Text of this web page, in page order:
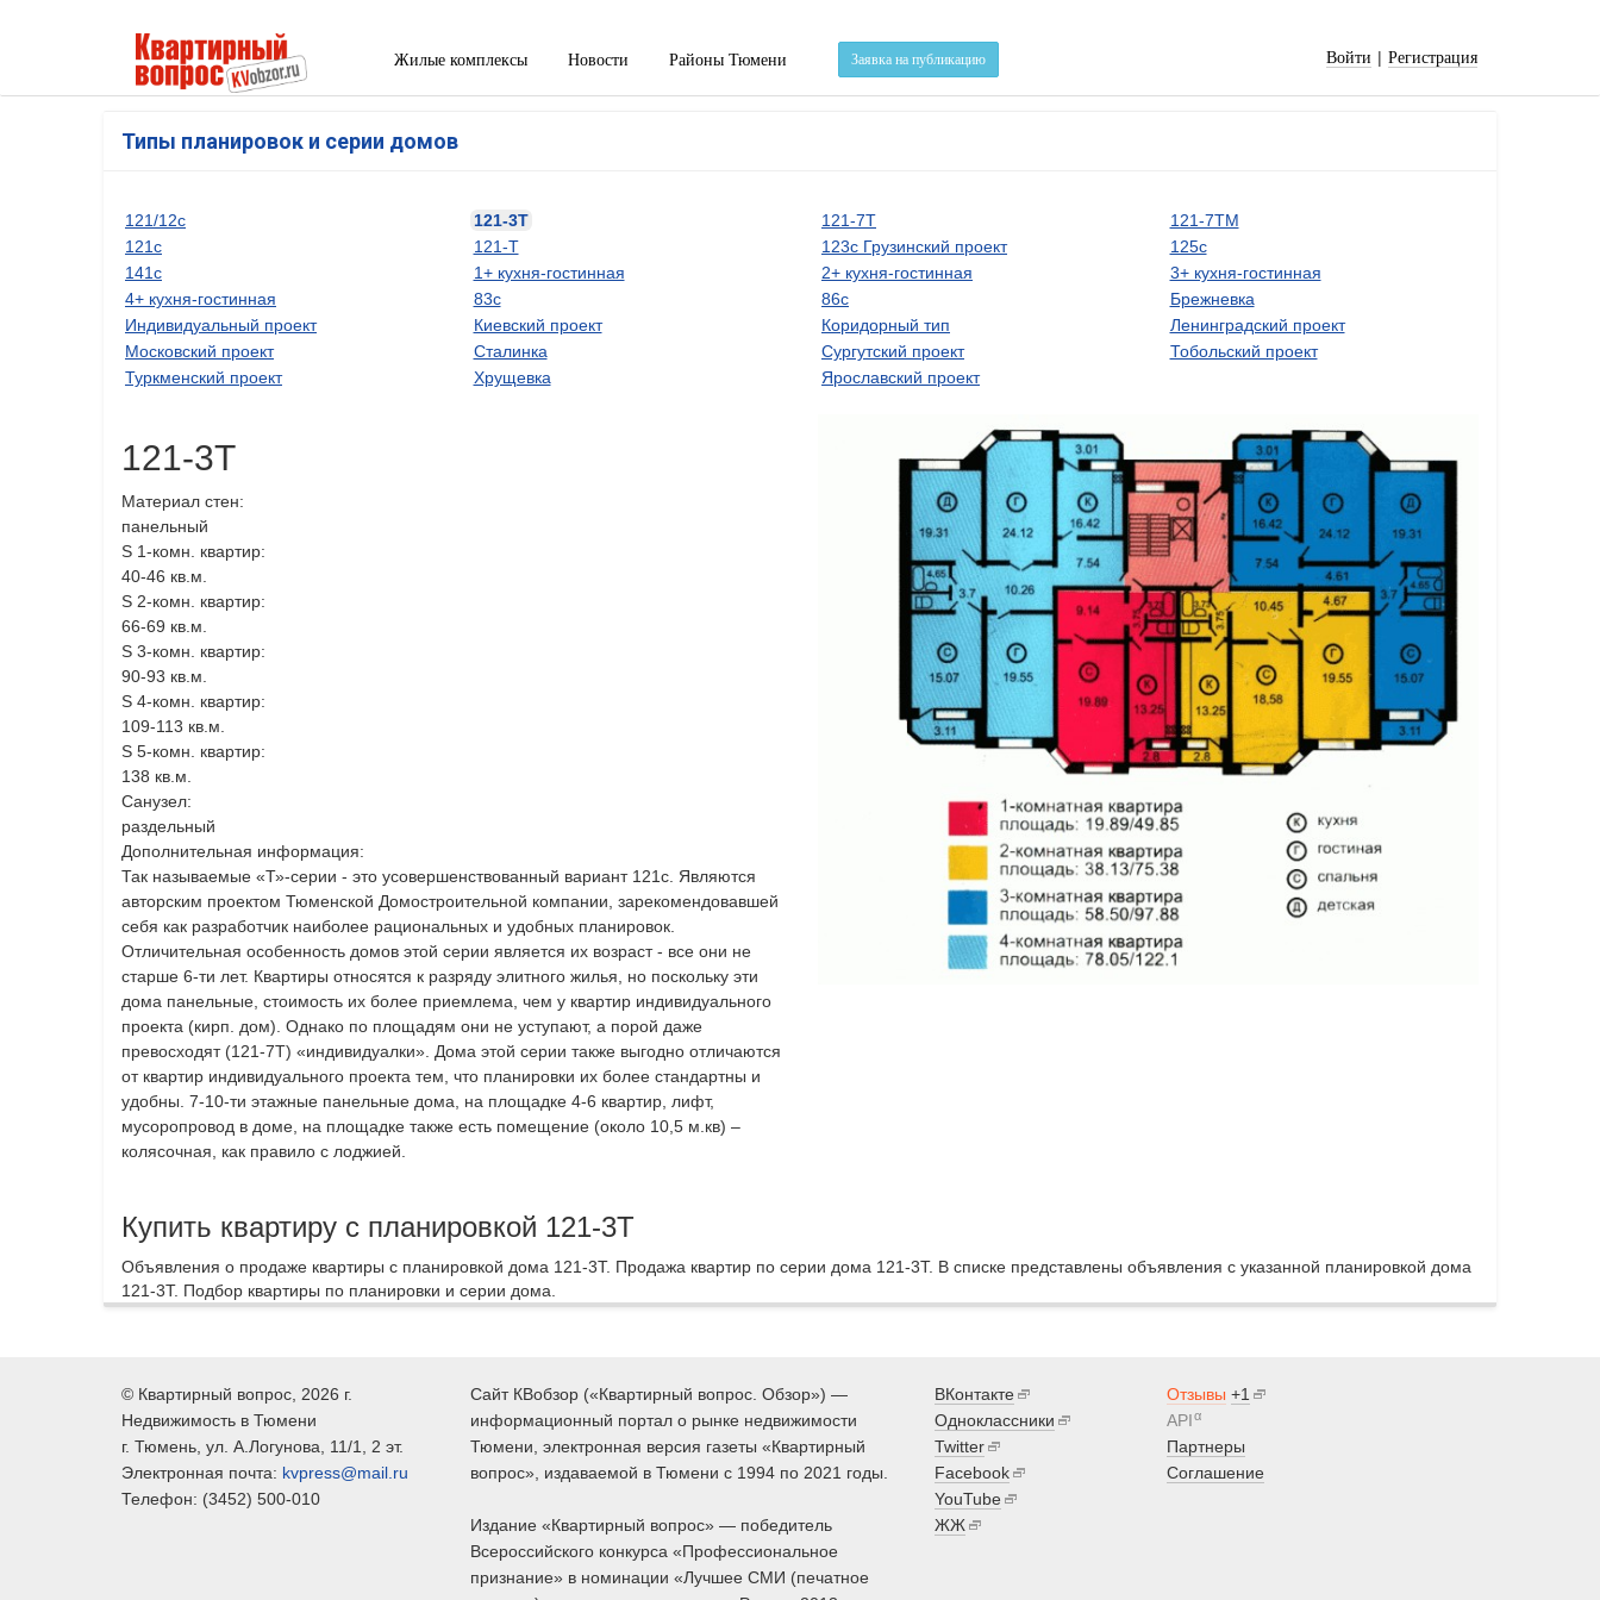
Жилые комплексы Новости Районы Тюмени Заявка на публикацию Войти | Регистрация
Типы планировок и серии домов
121/12с 121-3Т 121-7Т
121-7ТМ
121с
121-Т 123с Грузинский проект
125с
141с
1+ кухня-гостинная 2+ кухня-гостинная
3+ кухня-гостинная
4+ кухня-гостинная
83с 86с
Брежневка
Индивидуальный проект
Киевский проект Коридорный тип
Ленинградский проект
Московский проект
Сталинка Сургутский проект
Тобольский проект
Туркменский проект
Хрущевка Ярославский проект
121-3Т
Материал стен:
панельный
S 1-комн. квартир:
40-46 кв.м.
S 2-комн. квартир:
66-69 кв.м.
S 3-комн. квартир:
90-93 кв.м.
S 4-комн. квартир:
109-113 кв.м.
S 5-комн. квартир:
138 кв.м.
Санузел:
раздельный
Дополнительная информация:
Так называемые «Т»-серии - это усовершенствованный вариант 121с. Являются
авторским проектом Тюменской Домостроительной компании, зарекомендовавшей
себя как разработчик наиболее рациональных и удобных планировок.
Отличительная особенность домов этой серии является их возраст - все они не
старше 6-ти лет. Квартиры относятся к разряду элитного жилья, но поскольку эти
дома панельные, стоимость их более приемлема, чем у квартир индивидуального
проекта (кирп. дом). Однако по площадям они не уступают, а порой даже
превосходят (121-7Т) «индивидуалки». Дома этой серии также выгодно отличаются
от квартир индивидуального проекта тем, что планировки их более стандартны и
удобны. 7-10-ти этажные панельные дома, на площадке 4-6 квартир, лифт,
мусоропровод в доме, на площадке также есть помещение (около 10,5 м.кв) –
колясочная, как правило с лоджией.
Купить квартиру с планировкой 121-3Т
Объявления о продаже квартиры с планировкой дома 121-3Т. Продажа квартир по серии дома 121-3Т. В списке представлены объявления с указанной планировкой дома
121-3Т. Подбор квартиры по планировки и серии дома.
© Квартирный вопрос , 2026 г.
Недвижимость в Тюмени
г. Тюмень , ул. А.Логунова, 11/1, 2 эт.
Электронная почта: kvpress@mail.ru
Телефон: (3452) 500-010
Сайт КВобзор («Квартирный вопрос. Обзор») —
информационный портал о рынке недвижимости
Тюмени, электронная версия газеты «Квартирный
вопрос», издаваемой в Тюмени с 1994 по 2021 годы.
Издание «Квартирный вопрос» — победитель
Всероссийского конкурса «Профессиональное
признание» в номинации «Лучшее СМИ (печатное
ВКонтакте
Одноклассники
Twitter
Facebook
YouTube
ЖЖ
Отзывы +1
APIα
Партнеры
Соглашение